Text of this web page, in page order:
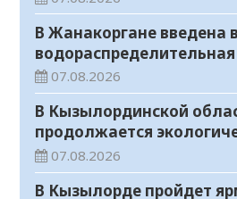
В Жанакоргане введена
07.08.2026
В Кызылординской
продолжается
«Таза Қазақстан»
07.08.2026
В Кызылорде пройдет